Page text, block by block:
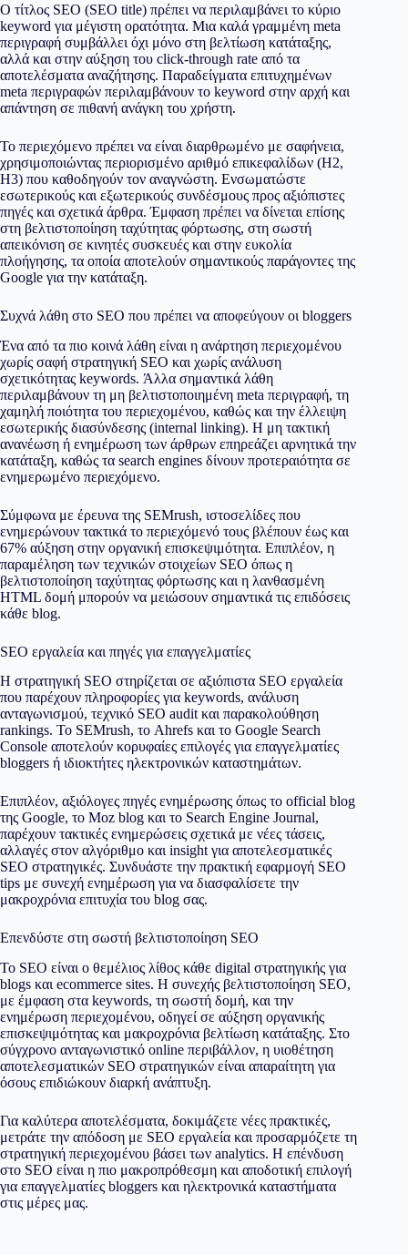
Ο τίτλος SEO (SEO title) πρέπει να περιλαμβάνει το κύριο
keyword για μέγιστη ορατότητα. Μια καλά γραμμένη meta
περιγραφή συμβάλλει όχι μόνο στη βελτίωση κατάταξης,
αλλά και στην αύξηση του click-through rate από τα
αποτελέσματα αναζήτησης. Παραδείγματα επιτυχημένων
meta περιγραφών περιλαμβάνουν το keyword στην αρχή και
απάντηση σε πιθανή ανάγκη του χρήστη.
Το περιεχόμενο πρέπει να είναι διαρθρωμένο με σαφήνεια,
χρησιμοποιώντας περιορισμένο αριθμό επικεφαλίδων (H2,
H3) που καθοδηγούν τον αναγνώστη. Ενσωματώστε
εσωτερικούς και εξωτερικούς συνδέσμους προς αξιόπιστες
πηγές και σχετικά άρθρα. Έμφαση πρέπει να δίνεται επίσης
στη βελτιστοποίηση ταχύτητας φόρτωσης, στη σωστή
απεικόνιση σε κινητές συσκευές και στην ευκολία
πλοήγησης, τα οποία αποτελούν σημαντικούς παράγοντες της
Google για την κατάταξη.
Συχνά λάθη στο SEO που πρέπει να αποφεύγουν οι bloggers
Ένα από τα πιο κοινά λάθη είναι η ανάρτηση περιεχομένου
χωρίς σαφή στρατηγική SEO και χωρίς ανάλυση
σχετικότητας keywords. Άλλα σημαντικά λάθη
περιλαμβάνουν τη μη βελτιστοποιημένη meta περιγραφή, τη
χαμηλή ποιότητα του περιεχομένου, καθώς και την έλλειψη
εσωτερικής διασύνδεσης (internal linking). Η μη τακτική
ανανέωση ή ενημέρωση των άρθρων επηρεάζει αρνητικά την
κατάταξη, καθώς τα search engines δίνουν προτεραιότητα σε
ενημερωμένο περιεχόμενο.
Σύμφωνα με έρευνα της SEMrush, ιστοσελίδες που
ενημερώνουν τακτικά το περιεχόμενό τους βλέπουν έως και
67% αύξηση στην οργανική επισκεψιμότητα. Επιπλέον, η
παραμέληση των τεχνικών στοιχείων SEO όπως η
βελτιστοποίηση ταχύτητας φόρτωσης και η λανθασμένη
HTML δομή μπορούν να μειώσουν σημαντικά τις επιδόσεις
κάθε blog.
SEO εργαλεία και πηγές για επαγγελματίες
Η στρατηγική SEO στηρίζεται σε αξιόπιστα SEO εργαλεία
που παρέχουν πληροφορίες για keywords, ανάλυση
ανταγωνισμού, τεχνικό SEO audit και παρακολούθηση
rankings. Το SEMrush, το Ahrefs και το Google Search
Console αποτελούν κορυφαίες επιλογές για επαγγελματίες
bloggers ή ιδιοκτήτες ηλεκτρονικών καταστημάτων.
Επιπλέον, αξιόλογες πηγές ενημέρωσης όπως το official blog
της Google, το Moz blog και το Search Engine Journal,
παρέχουν τακτικές ενημερώσεις σχετικά με νέες τάσεις,
αλλαγές στον αλγόριθμο και insight για αποτελεσματικές
SEO στρατηγικές. Συνδυάστε την πρακτική εφαρμογή SEO
tips με συνεχή ενημέρωση για να διασφαλίσετε την
μακροχρόνια επιτυχία του blog σας.
Επενδύστε στη σωστή βελτιστοποίηση SEO
Το SEO είναι ο θεμέλιος λίθος κάθε digital στρατηγικής για
blogs και ecommerce sites. H συνεχής βελτιστοποίηση SEO,
με έμφαση στα keywords, τη σωστή δομή, και την
ενημέρωση περιεχομένου, οδηγεί σε αύξηση οργανικής
επισκεψιμότητας και μακροχρόνια βελτίωση κατάταξης. Στο
σύγχρονο ανταγωνιστικό online περιβάλλον, η υιοθέτηση
αποτελεσματικών SEO στρατηγικών είναι απαραίτητη για
όσους επιδιώκουν διαρκή ανάπτυξη.
Για καλύτερα αποτελέσματα, δοκιμάζετε νέες πρακτικές,
μετράτε την απόδοση με SEO εργαλεία και προσαρμόζετε τη
στρατηγική περιεχομένου βάσει των analytics. Η επένδυση
στο SEO είναι η πιο μακροπρόθεσμη και αποδοτική επιλογή
για επαγγελματίες bloggers και ηλεκτρονικά καταστήματα
στις μέρες μας.